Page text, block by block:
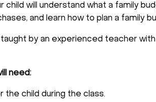
child will understand what a family
and learn how to plan a family
taught by an experienced teacher
need:
the child during the class.